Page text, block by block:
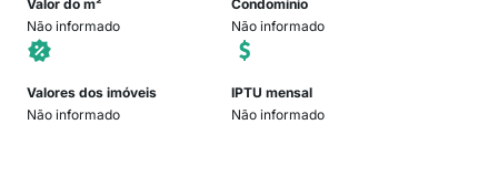
Valor do m²
Não informado
Condomínio
Não informado
Valores dos imóveis
Não informado
IPTU mensal
Não informado